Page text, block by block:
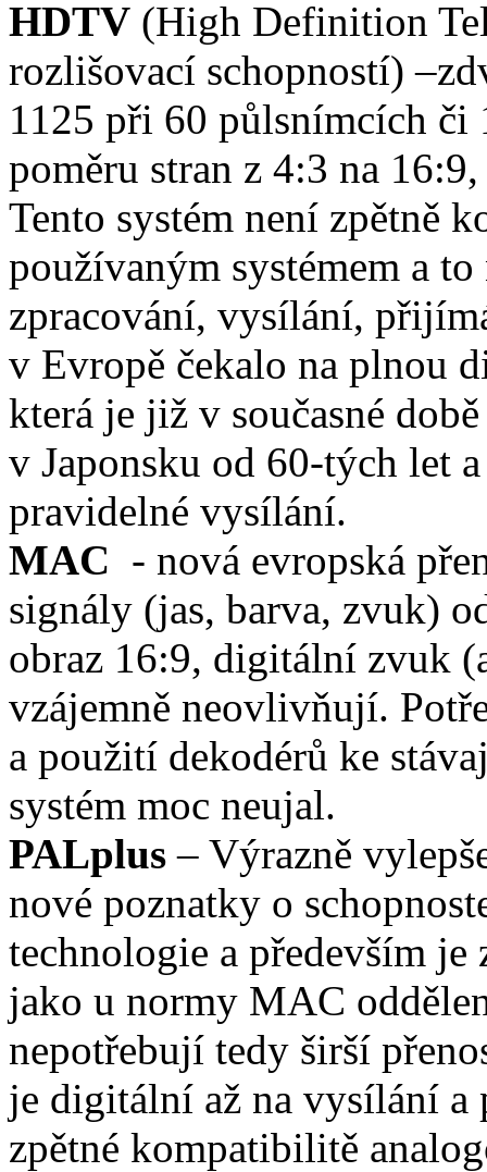
HDTV (High Definition
rozlišovací schopností)
1125 při 60 půlsnímcích či
poměru stran z 4:3 na
Tento systém není zpětně
používaným systémem a
zpracování, vysílání,
v Evropě čekalo na plnou
která je již v současné
v Japonsku od 60-tých let
pravidelné vysílání.
MAC - nová evropská
signály (jas, barva, zvuk)
obraz 16:9, digitální zvuk
vzájemně neovlivňují.
a použití dekodérů ke
systém moc neujal.
PALplus – Výrazně
nové poznatky o
technologie a především
jako u normy MAC
nepotřebují tedy širší
je digitální až na vysílání
zpětné kompatibilitě